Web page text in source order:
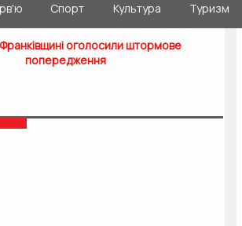
Спорт Культура Туризм
оголосили штормове
попередження